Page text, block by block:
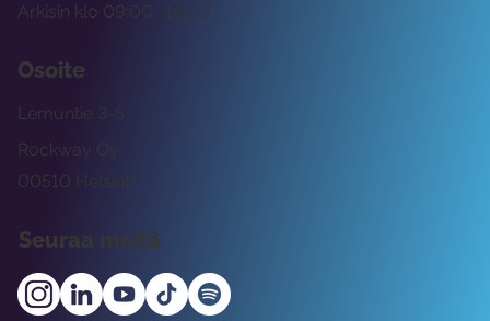
Arkisin klo 09:00 -15:00
Osoite
Rockway Oy
Lemuntie 3-5
00510 Helsinki
Seuraa meitä